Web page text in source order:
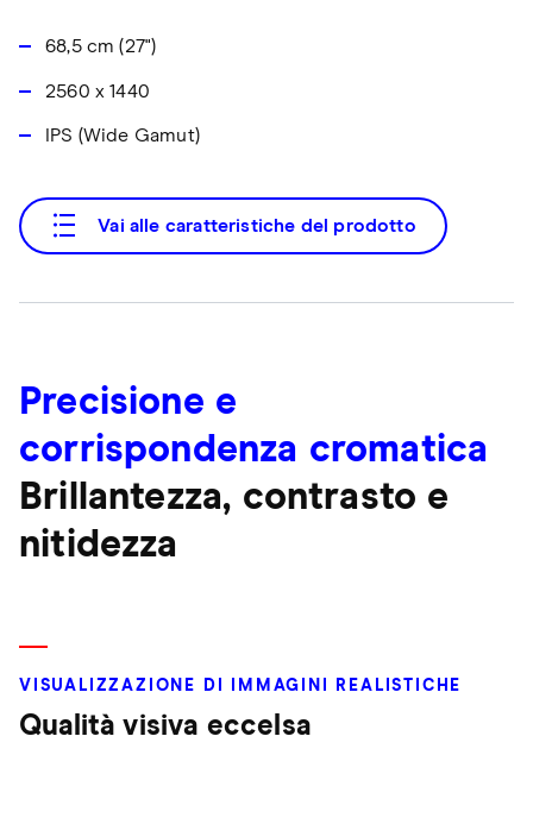
68,5 cm (27")
2560 x 1440
IPS (Wide Gamut)
Vai alle caratteristiche del prodotto
Precisione e
corrispondenza cromatica
Brillantezza, contrasto e
nitidezza
VISUALIZZAZIONE DI IMMAGINI REALISTICHE
Qualità visiva eccelsa